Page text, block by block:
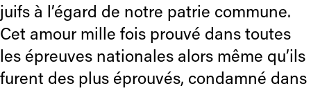
juifs à l’égard de notre patrie commune.
Cet amour mille fois prouvé dans toutes
les épreuves nationales alors même qu’ils
furent des plus éprouvés, condamné dans